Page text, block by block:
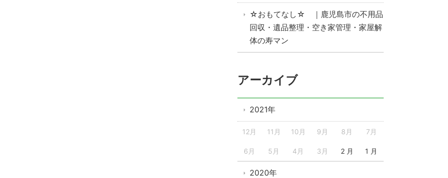
☆おもてなし☆ ｜鹿児島市の不用品
回収・遺品整理・空き家管理・家屋解
体の寿マン
アーカイブ
2021年
12月 11月 10月 9月 8月 7月
6月 5月 4月 3月 2 月 1 月
2020年